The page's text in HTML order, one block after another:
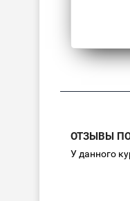
ОТЗЫВЫ
У данного